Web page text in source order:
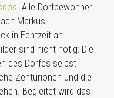
. Alle Dorfbewohner
Markus
in Echtzeit an
sind nicht nötig: Die
des Dorfes selbst
Zenturionen und die
Begleitet wird das